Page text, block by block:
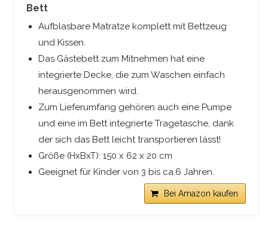
Bett
Aufblasbare Matratze komplett mit Bettzeug
und Kissen.
Das Gästebett zum Mitnehmen hat eine
integrierte Decke, die zum Waschen einfach
herausgenommen wird.
Zum Lieferumfang gehören auch eine Pumpe
und eine im Bett integrierte Tragetasche, dank
der sich das Bett leicht transportieren lässt!
Größe (HxBxT): 150 x 62 x 20 cm
Geeignet für Kinder von 3 bis ca.6 Jahren.
Bei Amazon kaufen